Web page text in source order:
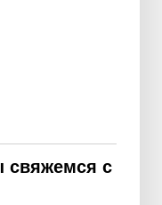
свяжемся с